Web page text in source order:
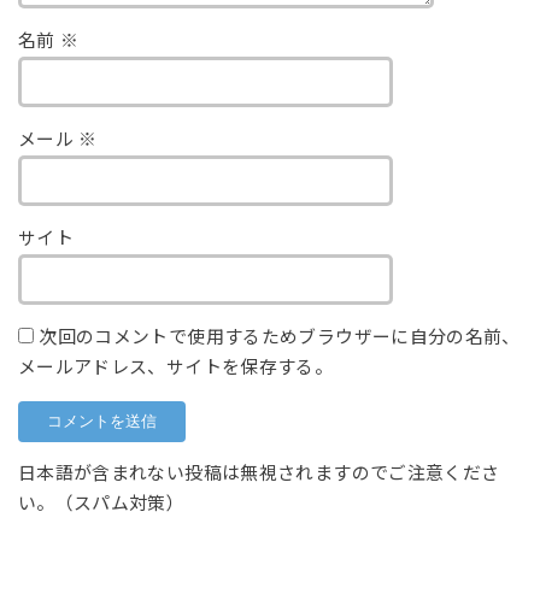
名前 ※
メール ※
サイト
次回のコメントで使用するためブラウザーに自分の名前、
メールアドレス、サイトを保存する。
日本語が含まれない投稿は無視されますのでご注意くださ
い。（スパム対策）